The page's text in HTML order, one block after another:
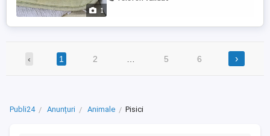
1
‹ 1 2 5 6 ›
Publi24 Anunțuri Animale Pisici